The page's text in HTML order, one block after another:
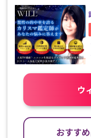
ウ
おすす